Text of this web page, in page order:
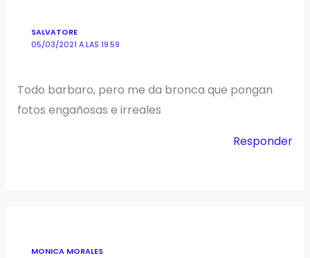
SALVATORE
05/03/2021 A LAS 19:59
Todo barbaro, pero me da bronca que pongan
fotos engañosas e irreales
Responder
MONICA MORALES